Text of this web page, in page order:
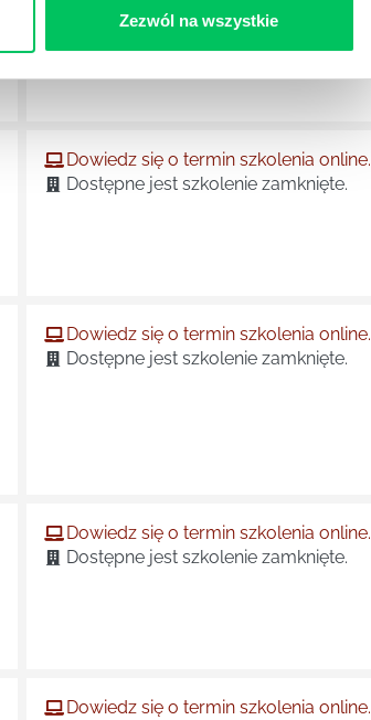
Zezwól na wszystkie
Dostępne jest szkolenie zamknięte.
Dowiedz się o termin szkolenia online.
Dostępne jest szkolenie zamknięte.
Dowiedz się o termin szkolenia online.
Dostępne jest szkolenie zamknięte.
Dowiedz się o termin szkolenia online.
Dostępne jest szkolenie zamknięte.
Dowiedz się o termin szkolenia online.